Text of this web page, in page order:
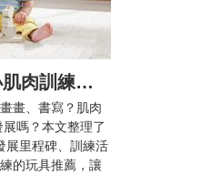
0-3歲寶寶大小肌肉訓練怎麼做？爸媽必知的肌肉發展里程碑與10+款推薦玩具
畫、書寫？肌肉
嗎？本文整理了
展里程碑、訓練活
的玩具推薦，讓